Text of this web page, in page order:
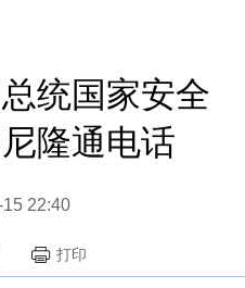
统国家安全
隆通电话
22:40
打印